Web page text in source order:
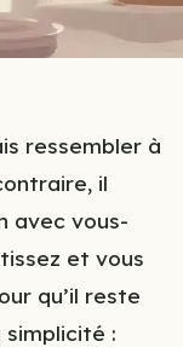
ressembler à
il
avec vous-
et vous
qu’il reste
simplicité :